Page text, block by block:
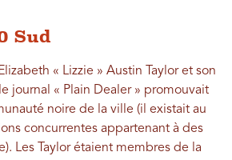
Sud
« Lizzie » Austin Taylor et son
journal « Plain Dealer » promouvait
noire de la ville (il existait au
concurrentes appartenant à des
Les Taylor étaient membres de la